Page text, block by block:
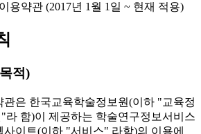
용약관 (2017년 1월 1일 ~ 현재 적용)
적)
관은 한국교육학술정보원(이하 "교육정
"라 함)이 제공하는 학술연구정보서비스
사이트(이하 "서비스" 라함)의 이용에